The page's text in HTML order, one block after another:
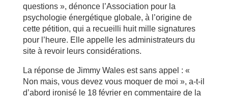
questions », dénonce l’Association pour la
psychologie énergétique globale, à l’origine de
cette pétition, qui a recueilli huit mille signatures
pour l’heure. Elle appelle les administrateurs du
site à revoir leurs considérations.
La réponse de Jimmy Wales est sans appel : «
Non mais, vous devez vous moquer de moi », a-t-il
d’abord ironisé le 18 février en commentaire de la